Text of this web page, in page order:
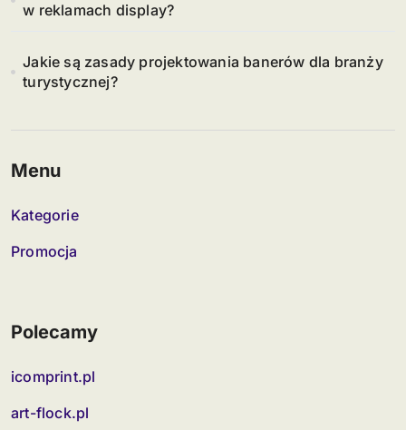
w reklamach display?
Jakie są zasady projektowania banerów dla branży
turystycznej?
Menu
Kategorie
Promocja
Polecamy
icomprint.pl
art-flock.pl